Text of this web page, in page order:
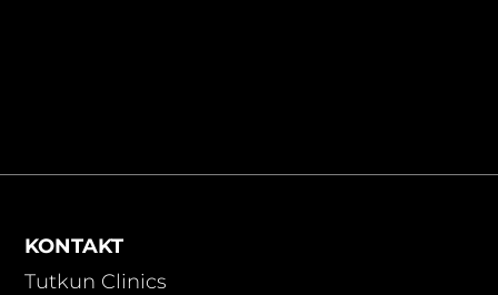
KONTAKT
Tutkun Clinics